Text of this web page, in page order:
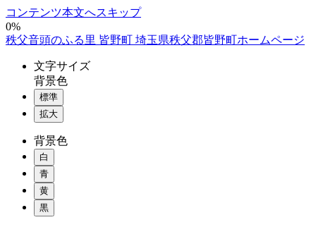
コンテンツ本文へスキップ
0%
秩父音頭のふる里 皆野町 埼玉県秩父郡皆野町ホームページ
文字サイズ
背景色
標準
拡大
背景色
白
青
黄
黒